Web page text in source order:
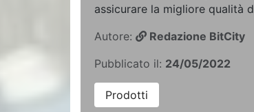
assicurare la migliore qualità
Autore:
Redazione BitCity
Pubblicato il: 24/05/2022
Prodotti